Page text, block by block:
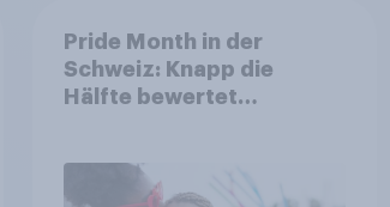
Pride Month in der
Schweiz: Knapp die
Hälfte bewertet
bleibt umstritten